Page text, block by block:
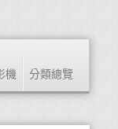
機 分類總覽